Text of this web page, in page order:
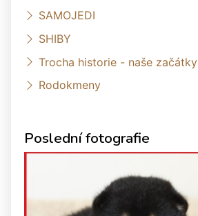
SAMOJEDI
SHIBY
Trocha historie - naše začátky
Rodokmeny
Poslední fotografie